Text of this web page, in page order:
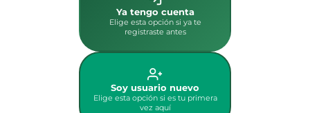
Ya tengo cuenta
Elige esta opción si ya te
registraste antes
Soy usuario nuevo
Elige esta opción si es tu primera
vez aquí